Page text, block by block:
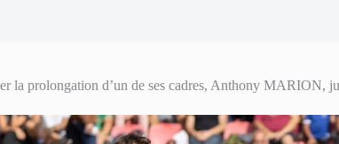
la prolongation d’un de ses cadres, Anthony MARION,